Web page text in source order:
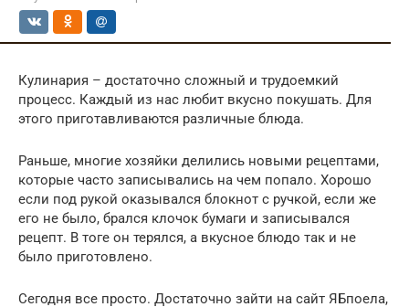
Кулинария – достаточно сложный и трудоемкий
процесс. Каждый из нас любит вкусно покушать. Для
этого приготавливаются различные блюда.
Раньше, многие хозяйки делились новыми рецептами,
которые часто записывались на чем попало. Хорошо
если под рукой оказывался блокнот с ручкой, если же
его не было, брался клочок бумаги и записывался
рецепт. В тоге он терялся, а вкусное блюдо так и не
было приготовлено.
Сегодня все просто. Достаточно зайти на сайт ЯБпоела,